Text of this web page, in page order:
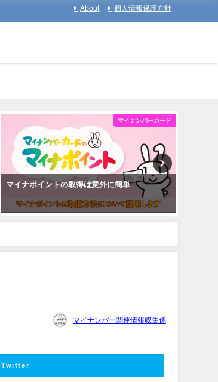
About 個人情報保護方針
マイナンバーカード
マイナポイントの取得は意外に簡単
マイナンバー関連情報収集係
Twitter